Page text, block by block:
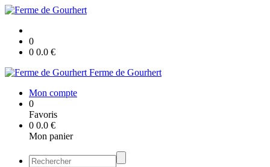
0
0 0.0 €
Ferme de Gourhert
Mon compte
0
Favoris
0 0.0 €
Mon panier